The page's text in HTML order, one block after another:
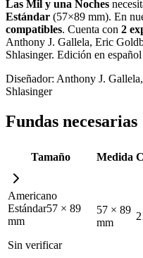
Las Mil y una Noches
Estándar (57×89 mm). En
compatibles. Cuenta con 2
Anthony J. Gallela, Eric
Shlasinger. Edición en
Diseñador: Anthony J.
Shlasinger
Fundas necesarias
Tamaño Medida
Americano
Estándar57 × 89
mm
Sin verificar
57 × 89
mm